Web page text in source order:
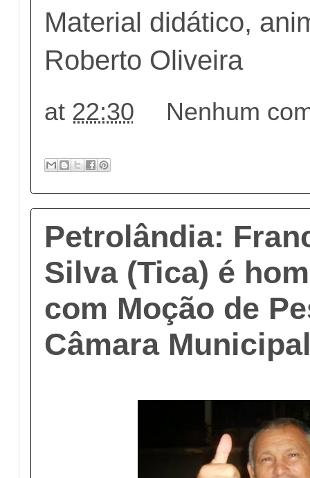
Material didático,
Roberto Oliveira
at 22:30 Nenhum
Petrolândia:
Silva (Tica) é
com Moção de
Câmara